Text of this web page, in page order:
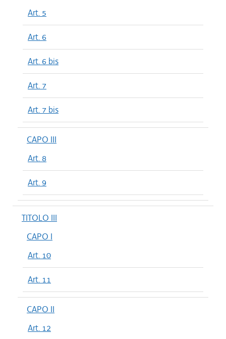
Art. 5
Art. 6
Art. 6 bis
Art. 7
Art. 7 bis
CAPO III
Art. 8
Art. 9
TITOLO III
CAPO I
Art. 10
Art. 11
CAPO II
Art. 12